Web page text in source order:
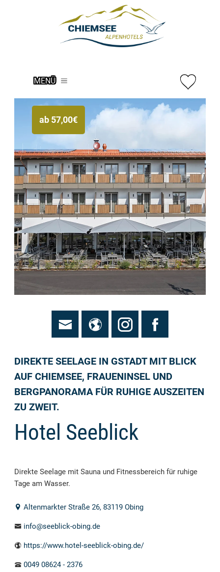
MENÜ
ab 57,00€
DIREKTE SEELAGE IN GSTADT MIT BLICK
AUF CHIEMSEE, FRAUENINSEL UND
BERGPANORAMA FÜR RUHIGE AUSZEITEN
ZU ZWEIT.
Hotel Seeblick
Direkte Seelage mit Sauna und Fitnessbereich für ruhige
Tage am Wasser.
Altenmarkter Straße 26, 83119 Obing
info@seeblick-obing.de
https://www.hotel-seeblick-obing.de/
0049 08624- 2376